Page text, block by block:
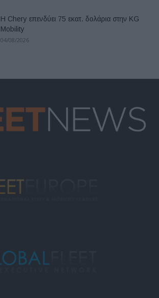
Η Chery επενδύει 75 εκατ. δολάρια στην KG
Mobility
04/08/2026